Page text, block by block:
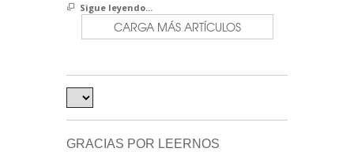
Sigue leyendo...
CARGA MÁS ARTÍCULOS
GRACIAS POR LEERNOS